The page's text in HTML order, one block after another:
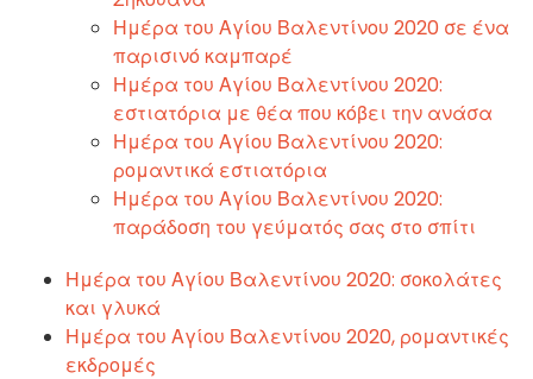
Ημέρα του Αγίου Βαλεντίνου 2020 σε ένα
παρισινό καμπαρέ
Ημέρα του Αγίου Βαλεντίνου 2020:
εστιατόρια με θέα που κόβει την ανάσα
Ημέρα του Αγίου Βαλεντίνου 2020:
ρομαντικά εστιατόρια
Ημέρα του Αγίου Βαλεντίνου 2020:
παράδοση του γεύματός σας στο σπίτι
Ημέρα του Αγίου Βαλεντίνου 2020: σοκολάτες
και γλυκά
Ημέρα του Αγίου Βαλεντίνου 2020, ρομαντικές
εκδρομές